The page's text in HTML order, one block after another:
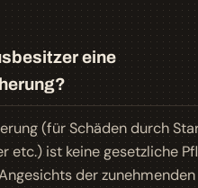
eine
(für Schäden durch
etc.) ist keine gesetzliche
der zunehmenden